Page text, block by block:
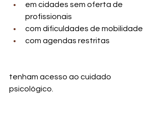
em cidades sem oferta de
profissionais
com dificuldades de mobilidade
com agendas restritas
tenham acesso ao cuidado
psicológico.